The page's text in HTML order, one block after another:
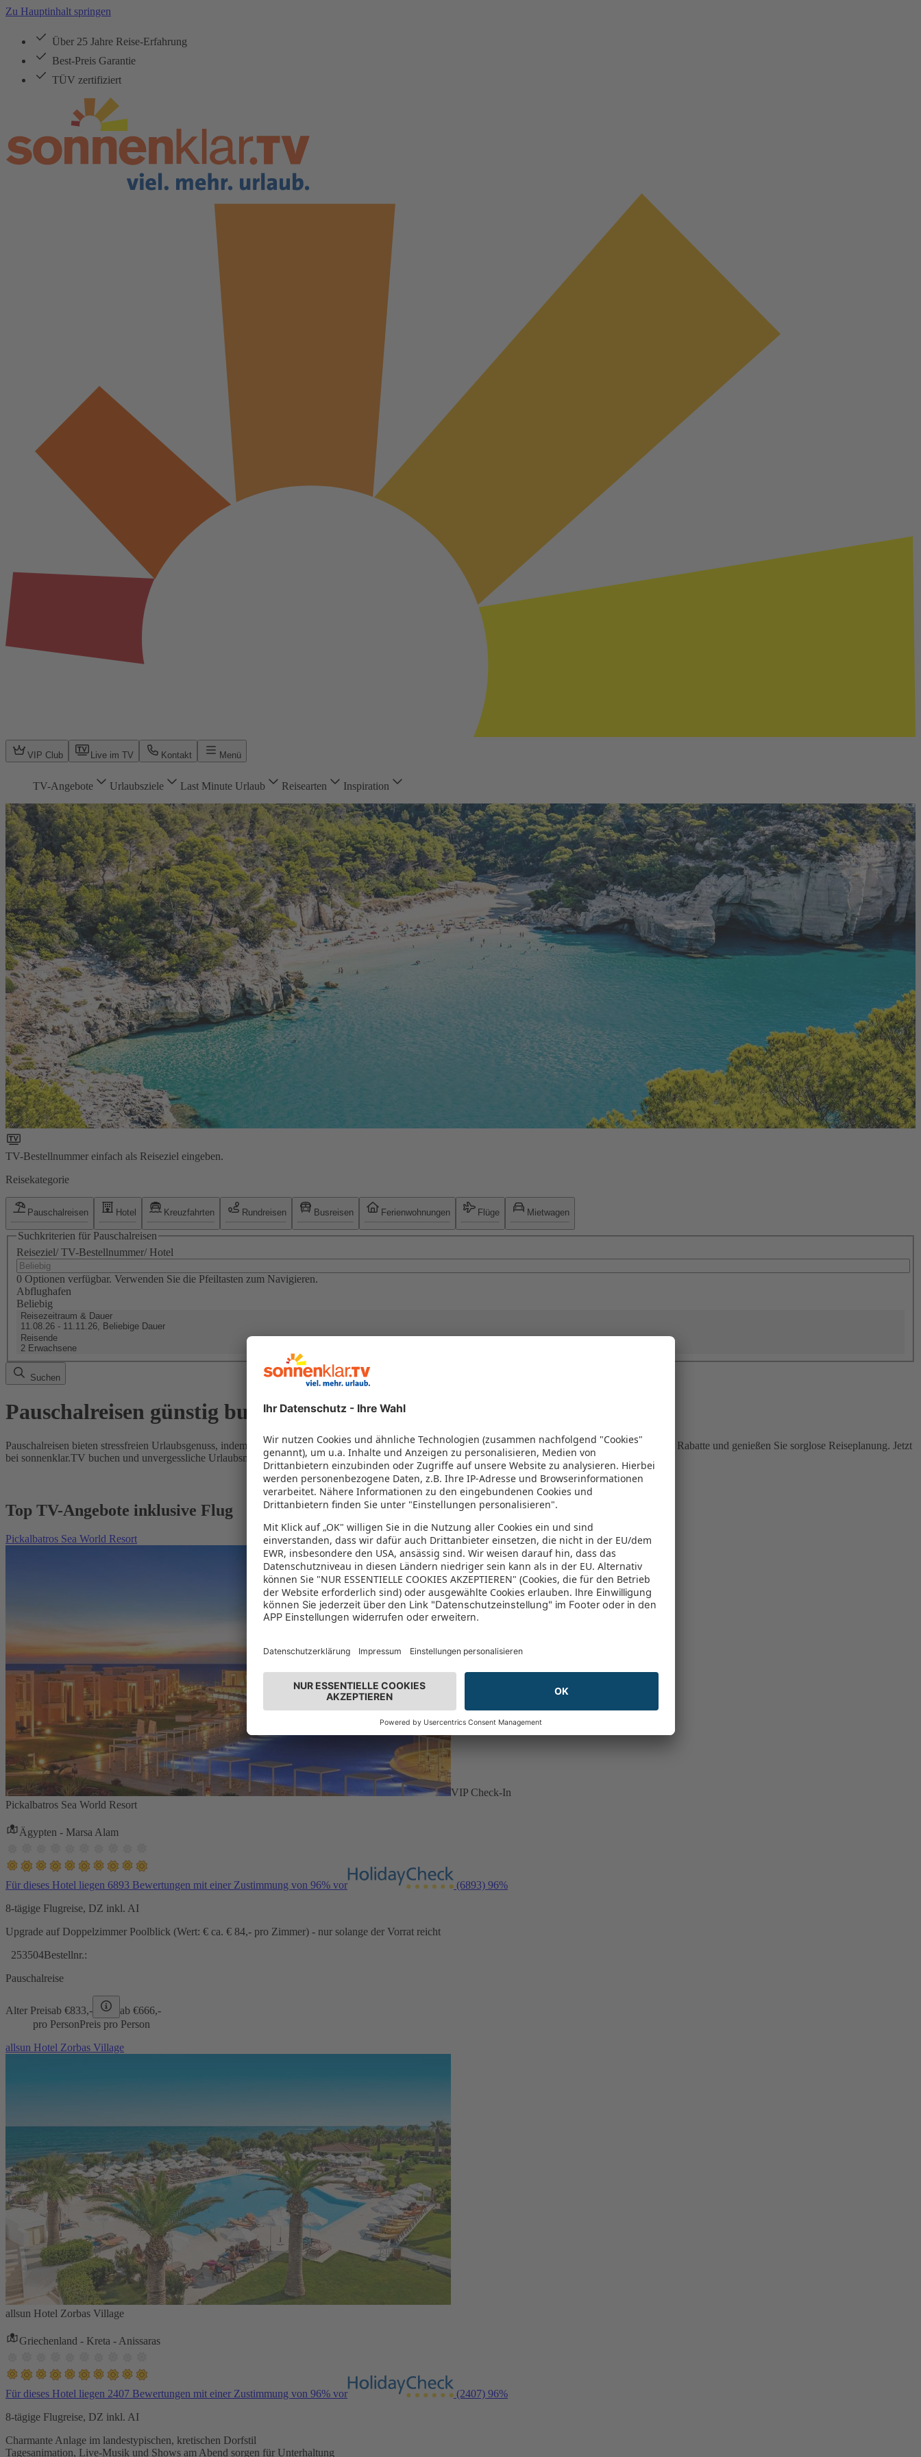
Zu Hauptinhalt springen
Über 25 Jahre Reise-Erfahrung
Best-Preis Garantie
TÜV zertifiziert
VIP Club Live im TV Kontakt Menü
TV-Angebote Urlaubsziele Last Minute Urlaub Reisearten Inspiration
TV-Bestellnummer einfach als Reiseziel eingeben.
Reisekategorie
Pauschalreisen Hotel Kreuzfahrten Rundreisen Busreisen Ferienwohnungen Flüge Mietwagen
Suchkriterien für Pauschalreisen
Reiseziel/ TV-Bestellnummer/ Hotel
0 Optionen verfügbar. Verwenden Sie die Pfeiltasten zum Navigieren.
Abflughafen
Beliebig
Reisezeitraum & Dauer
11.08.26 - 11.11.26, Beliebige Dauer
Reisende
2 Erwachsene
Suchen
Pauschalreisen günstig buchen
Pauschalreisen bieten stressfreien Urlaubsgenuss, indem Flug und Hotel in einem Paket kombiniert werden – das spart Zeit und Geld. Nutzen Sie attraktive Rabatte und genießen Sie sorglose Reiseplanung. Jetzt
bei sonnenklar.TV buchen und unvergessliche Urlaubsmomente erleben!
Top TV-Angebote inklusive Flug
Pickalbatros Sea World Resort
VIP Check-In
Pickalbatros Sea World Resort
Ägypten - Marsa Alam
Für dieses Hotel liegen 6893 Bewertungen mit einer Zustimmung von 96% vor (6893) 96%
8-tägige Flugreise, DZ inkl. AI
Upgrade auf Doppelzimmer Poolblick (Wert: € ca. € 84,- pro Zimmer) - nur solange der Vorrat reicht
253504Bestellnr.:
Pauschalreise
Alter Preisab €833,- ab €666,-
pro PersonPreis pro Person
allsun Hotel Zorbas Village
allsun Hotel Zorbas Village
Griechenland - Kreta - Anissaras
Für dieses Hotel liegen 2407 Bewertungen mit einer Zustimmung von 96% vor (2407) 96%
8-tägige Flugreise, DZ inkl. AI
Charmante Anlage im landestypischen, kretischen Dorfstil
Tagesanimation, Live-Musik und Shows am Abend sorgen für Unterhaltung